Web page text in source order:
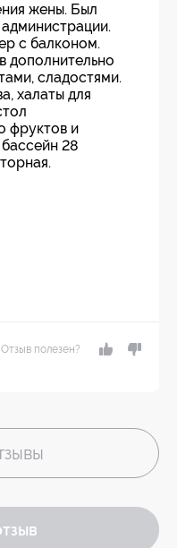
жены. Был
с балконом.
дополнительно
сладостями.
халаты для
фруктов и
28
Отзыв полезен?